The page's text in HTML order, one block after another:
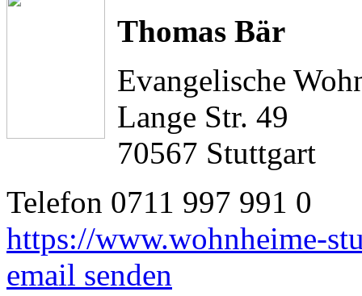
Thomas Bär
Evangelische
Lange Str. 49
70567 Stuttgart
Telefon 0711 997 991 0
https://www.wohnheime-
email senden